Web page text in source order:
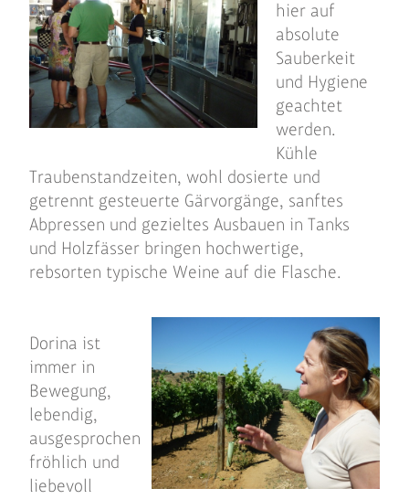
hier auf
absolute
Sauberkeit
und Hygiene
geachtet
werden.
Kühle
Traubenstandzeiten, wohl dosierte und
getrennt gesteuerte Gärvorgänge, sanftes
Abpressen und gezieltes Ausbauen in Tanks
und Holzfässer bringen hochwertige,
rebsorten typische Weine auf die Flasche.
Dorina ist
immer in
Bewegung,
lebendig,
ausgesprochen
fröhlich und
liebevoll